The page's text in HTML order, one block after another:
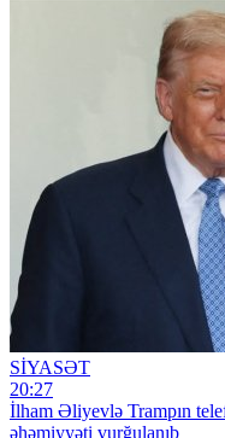
SİYASƏT
20:27
İlham Əliyevlə Trampın
əhəmiyyəti vurğulanıb